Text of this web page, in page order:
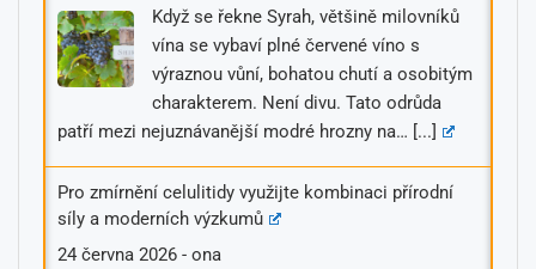
Když se řekne Syrah, většině milovníků
vína se vybaví plné červené víno s
výraznou vůní, bohatou chutí a osobitým
charakterem. Není divu. Tato odrůda
patří mezi nejuznávanější modré hrozny na… [...]
Pro zmírnění celulitidy využijte kombinaci přírodní
síly a moderních výzkumů
24 června 2026 - ona